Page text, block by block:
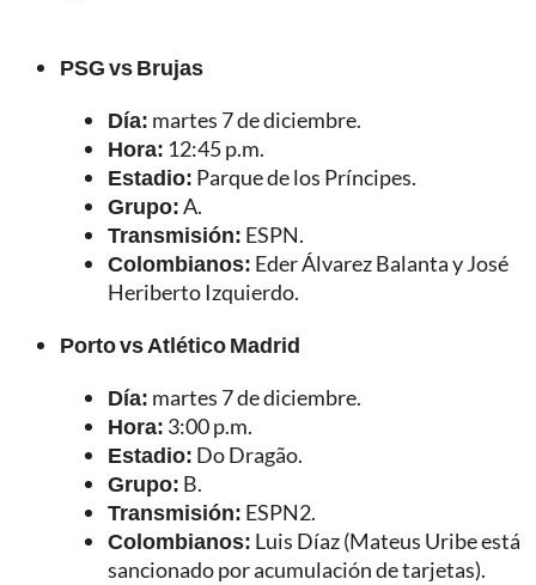
PSG vs Brujas
Día: martes 7 de diciembre.
Hora: 12:45 p.m.
Estadio: Parque de los Príncipes.
Grupo:A.
Transmisión: ESPN.
Colombianos: Eder Álvarez Balanta y José
Heriberto Izquierdo.
Porto vs Atlético Madrid
Día: martes 7 de diciembre.
Hora: 3:00 p.m.
Estadio: Do Dragão.
Grupo: B.
Transmisión: ESPN2.
Colombianos: Luis Díaz (Mateus Uribe está
sancionado por acumulación de tarjetas).